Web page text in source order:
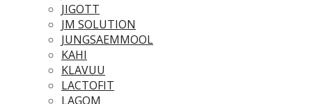
JIGOTT
JM SOLUTION
JUNGSAEMMOOL
KAHI
KLAVUU
LACTOFIT
LAGOM